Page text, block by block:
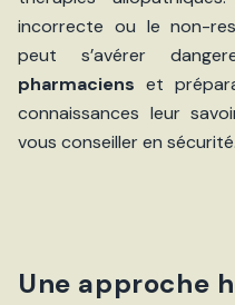
incorrecte ou le non-
peut s’avérer
pharmaciens et
connaissances leur
vous conseiller en sécurité.
Une approche